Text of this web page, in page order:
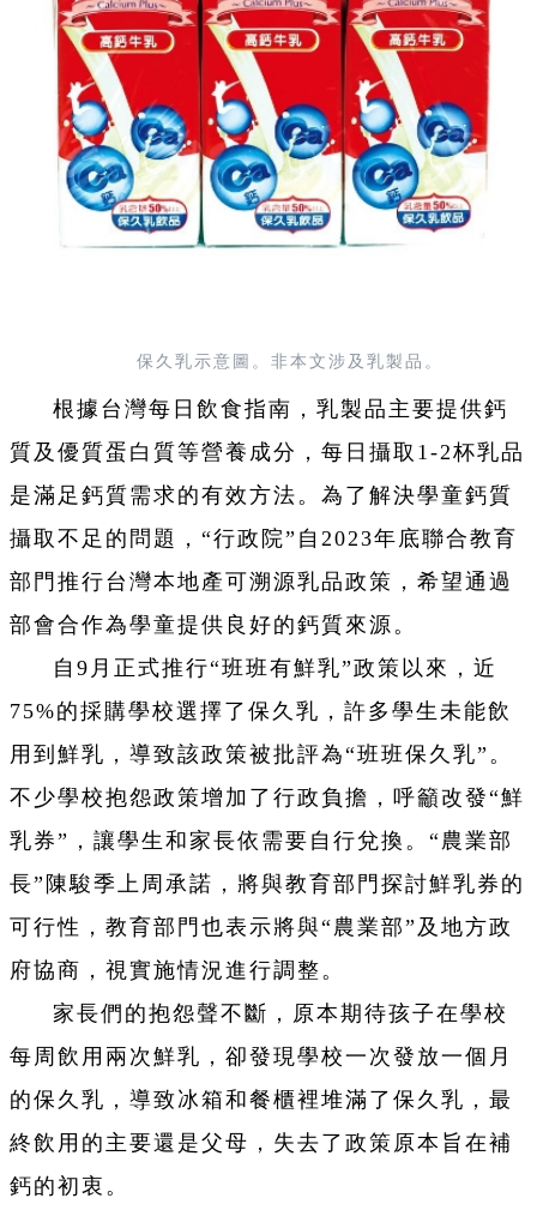
保久乳示意圖。非本文涉及乳製品。
根據台灣每日飲食指南，乳製品主要提供鈣
質及優質蛋白質等營養成分，每日攝取1-2杯乳品
是滿足鈣質需求的有效方法。為了解決學童鈣質
攝取不足的問題，“行政院”自2023年底聯合教育
部門推行台灣本地產可溯源乳品政策，希望通過
部會合作為學童提供良好的鈣質來源。
自9月正式推行“班班有鮮乳”政策以來，近
75%的採購學校選擇了保久乳，許多學生未能飲
用到鮮乳，導致該政策被批評為“班班保久乳”。
不少學校抱怨政策增加了行政負擔，呼籲改發“鮮
乳券”，讓學生和家長依需要自行兌換。“農業部
長”陳駿季上周承諾，將與教育部門探討鮮乳券的
可行性，教育部門也表示將與“農業部”及地方政
府協商，視實施情況進行調整。
家長們的抱怨聲不斷，原本期待孩子在學校
每周飲用兩次鮮乳，卻發現學校一次發放一個月
的保久乳，導致冰箱和餐櫃裡堆滿了保久乳，最
終飲用的主要還是父母，失去了政策原本旨在補
鈣的初衷。